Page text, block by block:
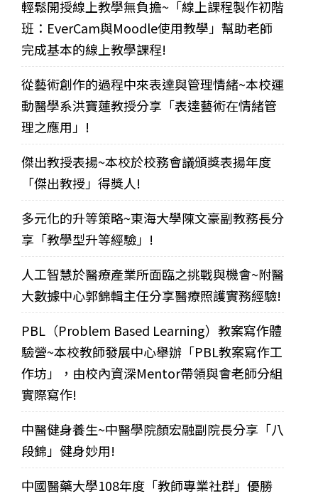
輕鬆開授線上教學無負擔~「線上課程製作初階
班：EverCam與Moodle使用教學」幫助老師
完成基本的線上教學課程!
從藝術創作的過程中來表達與管理情緒~本校運
動醫學系洪寶蓮教授分享「表達藝術在情緒管
理之應用」!
傑出教授表揚~本校於校務會議頒獎表揚年度
「傑出教授」得獎人!
多元化的升等策略~東海大學陳文豪副教務長分
享「教學型升等經驗」!
人工智慧於醫療產業所面臨之挑戰與機會~附醫
大數據中心郭錦輯主任分享醫療照護實務經驗!
PBL（Problem Based Learning）教案寫作體
驗營~本校教師發展中心舉辦「PBL教案寫作工
作坊」，由校內資深Mentor帶領與會老師分組
實際寫作!
中醫健身養生~中醫學院顏宏融副院長分享「八
段錦」健身妙用!
中國醫藥大學108年度「教師專業社群」優勝